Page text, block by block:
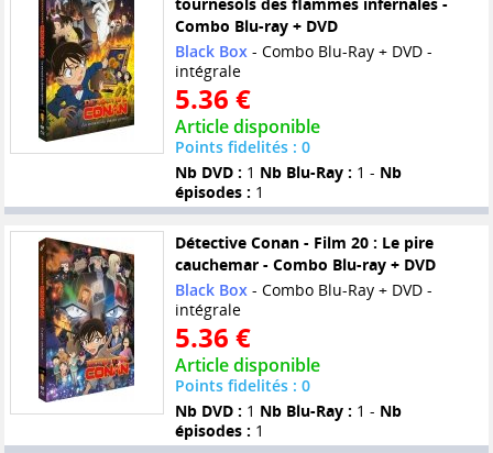
Combo Blu-ray + DVD
Black Box - Combo Blu-Ray + DVD -
intégrale
5.36 €
Article disponible
Points fidelités : 0
Nb DVD : 1 Nb Blu-Ray : 1 - Nb
épisodes : 1
Détective Conan - Film 20 : Le pire
cauchemar - Combo Blu-ray + DVD
Black Box - Combo Blu-Ray + DVD -
intégrale
5.36 €
Article disponible
Points fidelités : 0
Nb DVD : 1 Nb Blu-Ray : 1 - Nb
épisodes : 1